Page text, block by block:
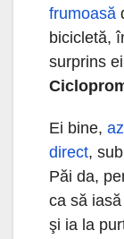
frumoasă
bicicletă,
surprins
Ei bine,
direct,
Păi da,
ca să
şi ia la